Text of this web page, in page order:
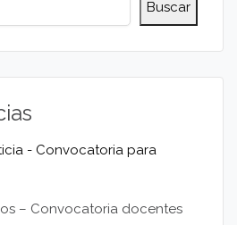
Buscar
– Convocatoria docentes